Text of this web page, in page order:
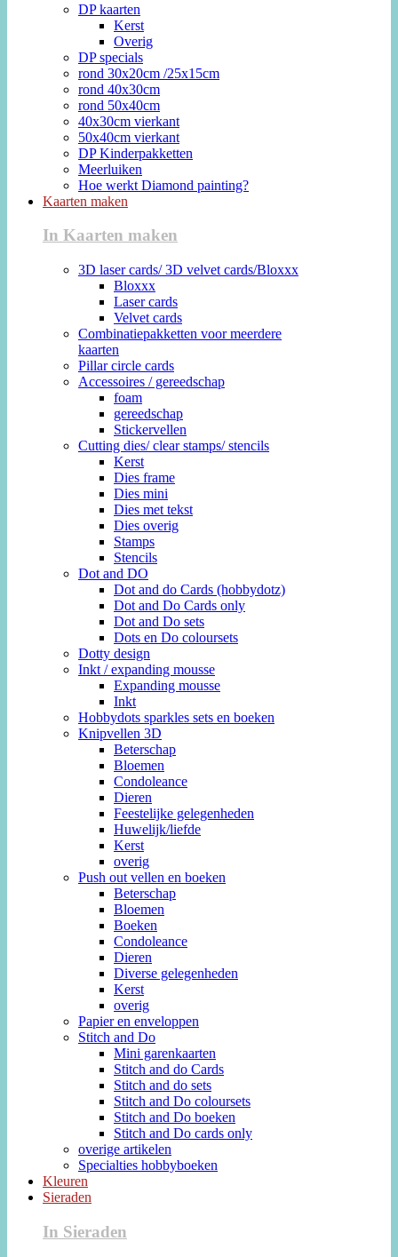
DP kaarten
Kerst
Overig
DP specials
rond 30x20cm /25x15cm
rond 40x30cm
rond 50x40cm
40x30cm vierkant
50x40cm vierkant
DP Kinderpakketten
Meerluiken
Hoe werkt Diamond painting?
Kaarten maken
In Kaarten maken
3D laser cards/ 3D velvet cards/Bloxxx
Bloxxx
Laser cards
Velvet cards
Combinatiepakketten voor meerdere
kaarten
Pillar circle cards
Accessoires / gereedschap
foam
gereedschap
Stickervellen
Cutting dies/ clear stamps/ stencils
Kerst
Dies frame
Dies mini
Dies met tekst
Dies overig
Stamps
Stencils
Dot and DO
Dot and do Cards (hobbydotz)
Dot and Do Cards only
Dot and Do sets
Dots en Do coloursets
Dotty design
Inkt / expanding mousse
Expanding mousse
Inkt
Hobbydots sparkles sets en boeken
Knipvellen 3D
Beterschap
Bloemen
Condoleance
Dieren
Feestelijke gelegenheden
Huwelijk/liefde
Kerst
overig
Push out vellen en boeken
Beterschap
Bloemen
Boeken
Condoleance
Dieren
Diverse gelegenheden
Kerst
overig
Papier en enveloppen
Stitch and Do
Mini garenkaarten
Stitch and do Cards
Stitch and do sets
Stitch and Do coloursets
Stitch and Do boeken
Stitch and Do cards only
overige artikelen
Specialties hobbyboeken
Kleuren
Sieraden
In Sieraden